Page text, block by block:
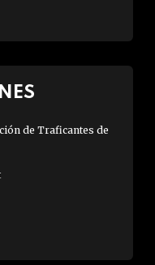
de Traficantes de